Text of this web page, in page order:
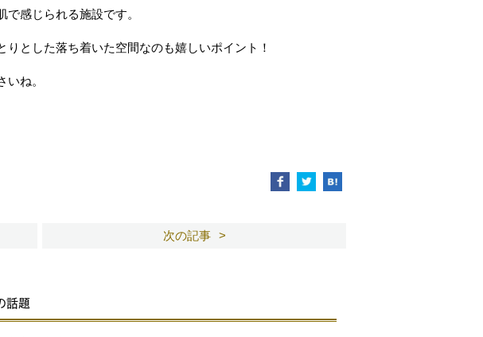
感じられる施設です。
とした落ち着いた空間なのも嬉しいポイント！
ね。
次の記事
話題